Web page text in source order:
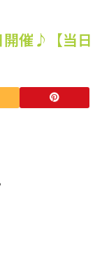
催♪【当日